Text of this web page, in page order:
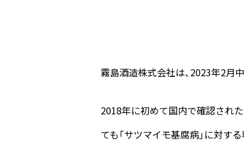
霧島酒造株式会社は、2023年2月
2018年に初めて国内で確認され
ても「サツマイモ基腐病」に対す